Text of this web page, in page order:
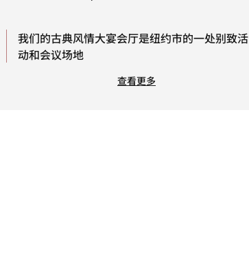
我们的古典风情大宴会厅是纽约市的一处别致活
动和会议场地
查看更多